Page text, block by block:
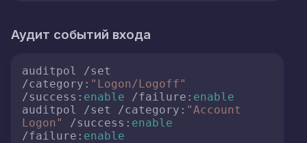
Аудит событий входа
auditpol /set
/category: "Logon/Logoff"
/success: enable /failure: enable
auditpol /set /category: "Account
Logon"
/success: enable
/failure: enable